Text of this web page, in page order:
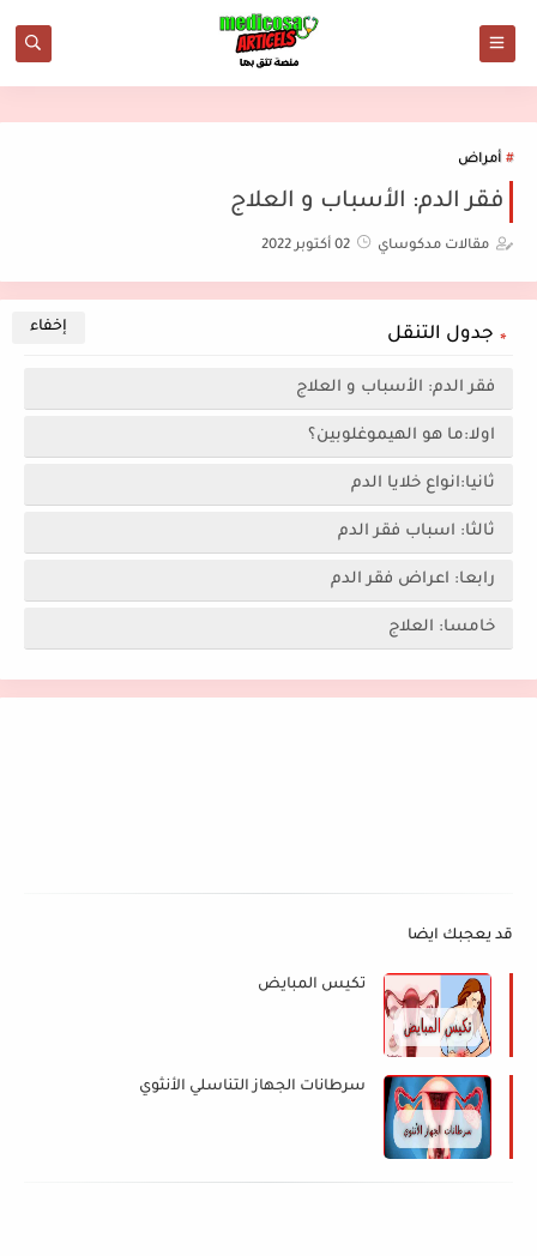
أمراض
فقر الدم: الأسباب و العلاج
مقالات مدكوساي 02 أكتوبر 2022
جدول التنقل
فقر الدم: الأسباب و العلاج
اولا:ما هو الهيموغلوبين؟
ثانيا:انواع خلايا الدم
ثالثا: اسباب فقر الدم
رابعا: اعراض فقر الدم
خامسا: العلاج
قد يعجبك ايضا
تكيس المبايض
سرطانات الجهاز التناسلي الأنثوي